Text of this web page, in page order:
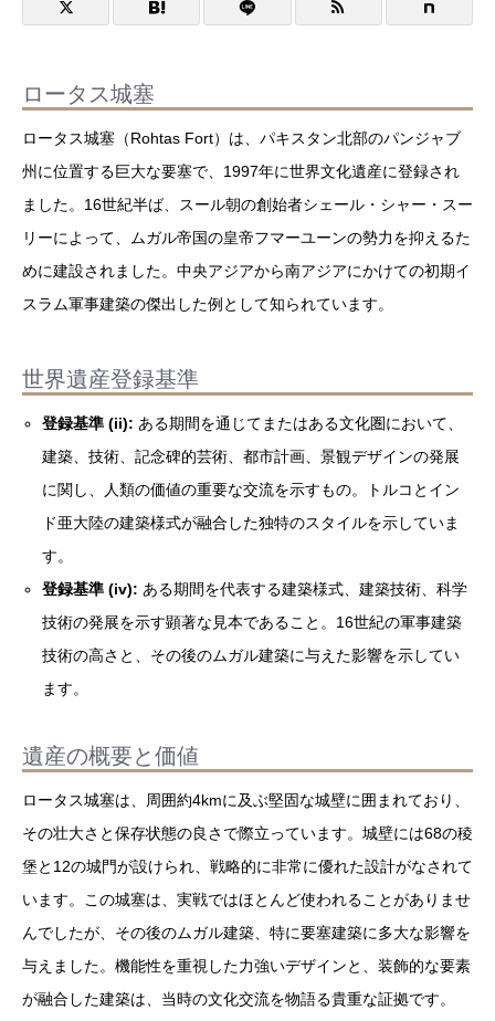
ロータス城塞
ロータス城塞（Rohtas Fort）は、パキスタン北部のパンジャブ
州に位置する巨大な要塞で、1997年に世界文化遺産に登録され
ました。16世紀半ば、スール朝の創始者シェール・シャー・スー
リーによって、ムガル帝国の皇帝フマーユーンの勢力を抑えるた
めに建設されました。中央アジアから南アジアにかけての初期イ
スラム軍事建築の傑出した例として知られています。
世界遺産登録基準
登録基準 (ii): ある期間を通じてまたはある文化圏において、
建築、技術、記念碑的芸術、都市計画、景観デザインの発展
に関し、人類の価値の重要な交流を示すもの。トルコとイン
ド亜大陸の建築様式が融合した独特のスタイルを示していま
す。
登録基準 (iv): ある期間を代表する建築様式、建築技術、科学
技術の発展を示す顕著な見本であること。16世紀の軍事建築
技術の高さと、その後のムガル建築に与えた影響を示してい
ます。
遺産の概要と価値
ロータス城塞は、周囲約4kmに及ぶ堅固な城壁に囲まれており、
その壮大さと保存状態の良さで際立っています。城壁には68の稜
堡と12の城門が設けられ、戦略的に非常に優れた設計がなされて
います。この城塞は、実戦ではほとんど使われることがありませ
んでしたが、その後のムガル建築、特に要塞建築に多大な影響を
与えました。機能性を重視した力強いデザインと、装飾的な要素
が融合した建築は、当時の文化交流を物語る貴重な証拠です。